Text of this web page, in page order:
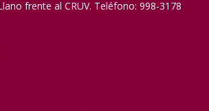
frente al CRUV. Teléfono: 998-3178